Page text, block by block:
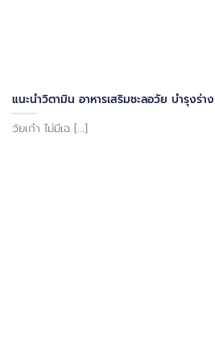
แนะนำวิตามิน อาหารเสริมชะลอวัย บำรุงร่
วัยเก๋า ไม่มีเฉ [...]